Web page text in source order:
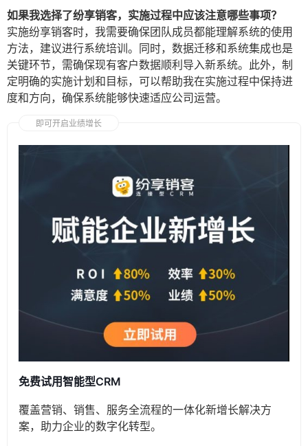
如果我选择了纷享销客，实施过程中应该注意哪些事项？
实施纷享销客时，我需要确保团队成员都能理解系统的使用
方法，建议进行系统培训。同时，数据迁移和系统集成也是
关键环节，需确保现有客户数据顺利导入新系统。此外，制
定明确的实施计划和目标，可以帮助我在实施过程中保持进
度和方向，确保系统能够快速适应公司运营。
即可开启业绩增长
免费试用智能型CRM
覆盖营销、销售、服务全流程的一体化新增长解决方
案，助力企业的数字化转型。